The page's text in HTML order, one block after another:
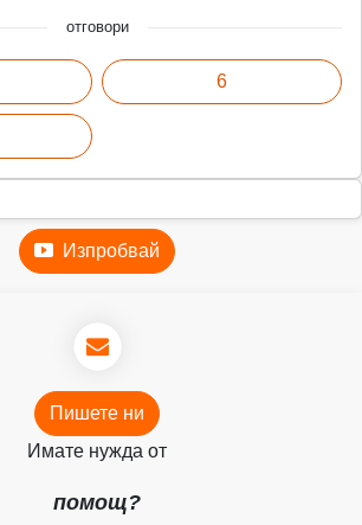
отговори
6
Изпробвай
Пишете ни
Имате нужда от
помощ?